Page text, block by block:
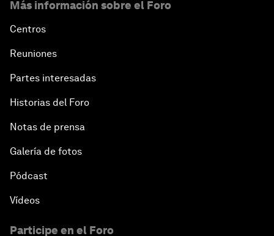
Más información sobre el Foro
Centros
Reuniones
Partes interesadas
Historias del Foro
Notas de prensa
Galería de fotos
Pódcast
Vídeos
Participe en el Foro